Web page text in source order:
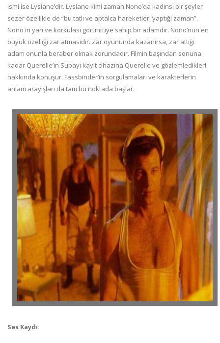
ismi ise Lysiane’dir. Lysiane kimi zaman Nono’da kadınsı bir şeyler
sezer özellikle de “bu tatlı ve aptalca hareketleri yaptığı zaman”.
Nono iri yarı ve korkulası görüntüye sahip bir adamdır. Nono’nun en
büyük özelliği zar atmasıdır. Zar oyununda kazanırsa, zar attığı
adam onunla beraber olmak zorundadır. Filmin başından sonuna
kadar Querelle’ın Subayı kayıt cihazına Querelle ve gözlemledikleri
hakkında konuşur. Fassbinder’in sorgulamaları ve karakterlerin
anlam arayışları da tam bu noktada başlar.
Ses Kaydı: